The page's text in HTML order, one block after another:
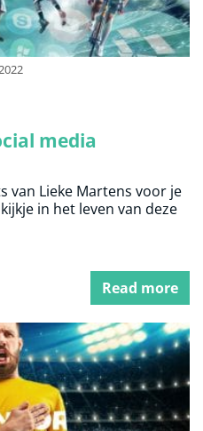
media
van Lieke Martens voor je
in het leven van deze
Read more